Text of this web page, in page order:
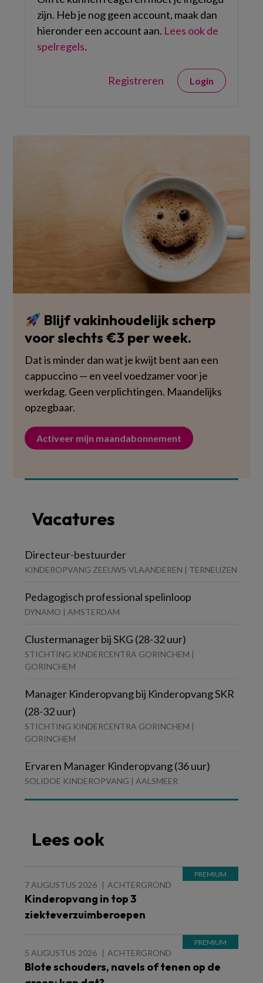
zijn. Heb je nog geen account, maak dan
hieronder een account aan. Lees ook de
spelregels.
Registreren Login
Blijf vakinhoudelijk scherp
voor slechts €3 per week.
Dat is minder dan wat je kwijt bent aan een
cappuccino — en veel voedzamer voor je
werkdag. Geen verplichtingen. Maandelijks
opzegbaar.
Activeer mijn maandabonnement
Vacatures
Directeur-bestuurder
KINDEROPVANG ZEEUWS-VLAANDEREN | TERNEUZEN
Pedagogisch professional spelinloop
DYNAMO | AMSTERDAM
Clustermanager bij SKG (28-32 uur)
STICHTING KINDERCENTRA GORINCHEM |
GORINCHEM
Manager Kinderopvang bij Kinderopvang SKR
(28-32 uur)
STICHTING KINDERCENTRA GORINCHEM |
GORINCHEM
Ervaren Manager Kinderopvang (36 uur)
SOLIDOE KINDEROPVANG | AALSMEER
Lees ook
7 AUGUSTUS 2026 ACHTERGROND
Kinderopvang in top 3
ziekteverzuimberoepen
5 AUGUSTUS 2026 ACHTERGROND
Blote schouders, navels of tenen op de